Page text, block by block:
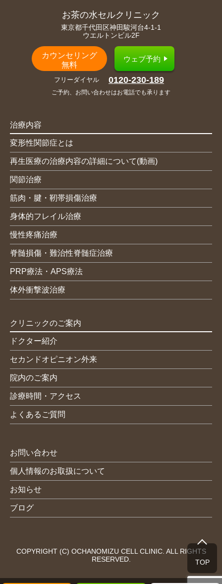
お茶の水セルクリニック
東京都千代田区神田駿河台4-1-1
ウエルトンビル2F
カウンセリング
無料
ウェブ予約
フリーダイヤル 0120-230-189
ご予約、お問い合わせはお電話でも承ります
治療内容
変形性関節症とは
再生医療の治療内容の詳細について(動画)
関節治療
筋肉・腱・靭帯損傷治療
身体的フレイル治療
慢性疼痛治療
脊髄損傷・難治性脊髄症治療
PRP療法・APS療法
体外衝撃波治療
クリニックのご案内
ドクター紹介
セカンドオピニオン外来
院内のご案内
診療時間・アクセス
よくあるご質問
お問い合わせ
個人情報のお取扱について
お知らせ
ブログ
COPYRIGHT (C) OCHANOMIZU CELL CLINIC. ALL RIGHTS
RESERVED.
TOP